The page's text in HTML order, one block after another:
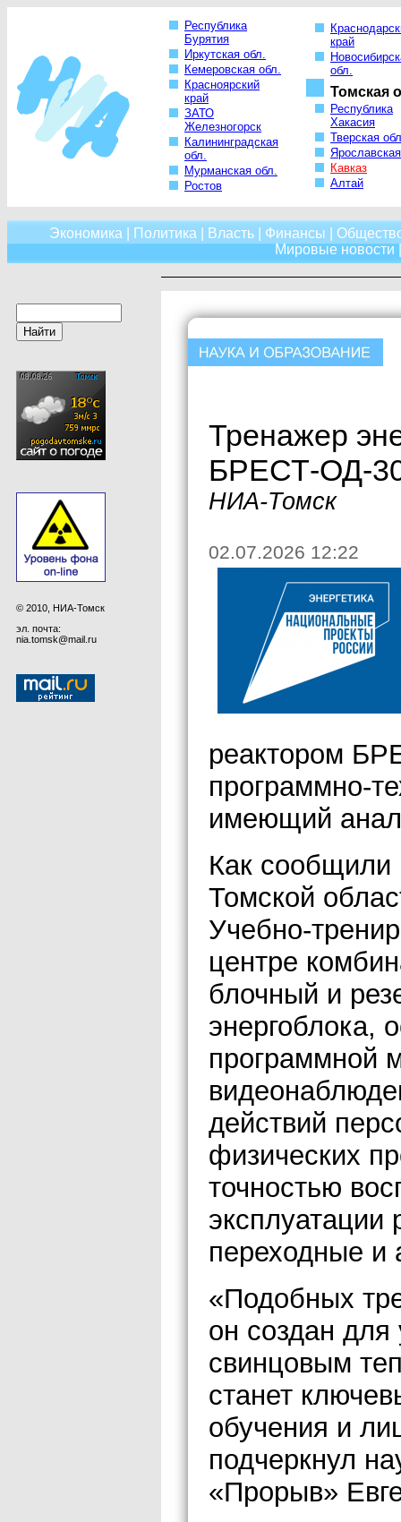
Республика
Бурятия
Иркутская обл.
Кемеровская обл.
Красноярский
край
ЗАТО
Железногорск
Калининградская
обл.
Мурманская обл.
Ростов
край
обл.
Томская
Республика
Хакасия
Тверская
Кавказ
Алтай
Экономика Политика Власть Финансы
Мировые новости
© 2010, НИА-Томск
эл. почта:
nia.tomsk@mail.ru
Тренажер
БРЕСТ-ОД-
НИА-Томск
02.07.2026 12:22
реактором
программно-
имеющий
Как сообщили
Томской
Учебно-
центре
блочный и
энергоблока,
программной
действий
физических
точностью
эксплуатации
переходные
«Подобных
он создан для
свинцовым
станет
обучения и
подчеркнул
«Прорыв»